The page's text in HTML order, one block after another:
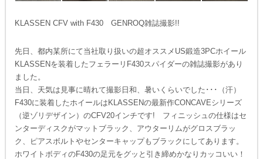
KLASSEN CFV with F430 GENROQ雑誌撮影!!
先日、都内某所にて当社取り扱いの超オススメUS鍛造3PCホイール
KLASSENを装着したフェラーリF430スパイダーの雑誌撮影があり
ました。
当日、天気は見事に晴れて撮影日和、暑いくらいでした･･･（汗）
F430に装着したホイールはKLASSENの最新作CONCAVEシリーズ
（逆ゾリデザイン）のCFV20インチです! フィニッシュの仕様はセ
ンターディスクがマットブラック、アウターリムがグロスブラッ
ク、ピアスボルトやセンターキャップもブラックにしてあります。
ホワイトボディのF430の足元をグッと引き締めかなりカッコいい！